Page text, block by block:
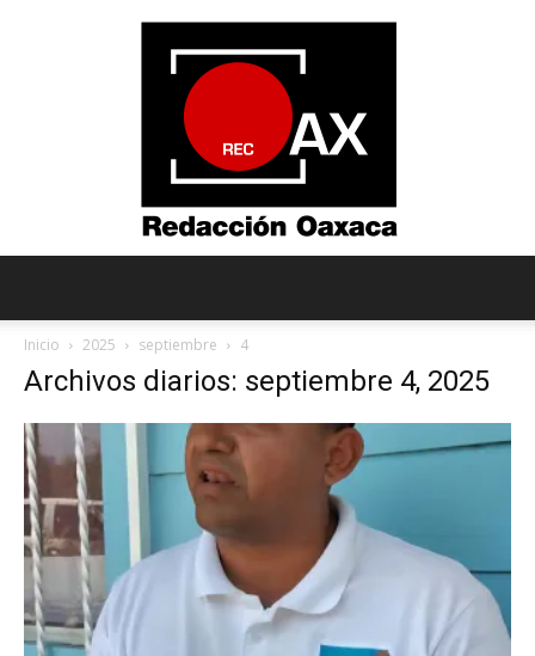
Inicio 2025 septiembre 4
Archivos diarios: septiembre 4, 2025